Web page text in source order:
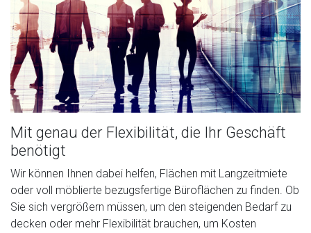
Mit genau der Flexibilität, die Ihr Geschäft
benötigt
Wir können Ihnen dabei helfen, Flächen mit Langzeitmiete
oder voll möblierte bezugsfertige Büroflächen zu finden. Ob
Sie sich vergrößern müssen, um den steigenden Bedarf zu
decken oder mehr Flexibilität brauchen, um Kosten